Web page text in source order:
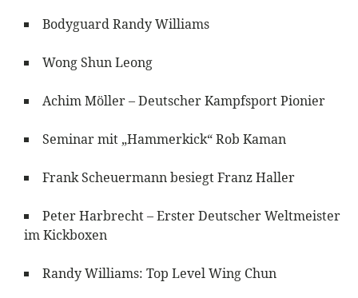
Bodyguard Randy Williams
Wong Shun Leong
Achim Möller – Deutscher Kampfsport Pionier
Seminar mit „Hammerkick“ Rob Kaman
Frank Scheuermann besiegt Franz Haller
Peter Harbrecht – Erster Deutscher Weltmeister
im Kickboxen
Randy Williams: Top Level Wing Chun